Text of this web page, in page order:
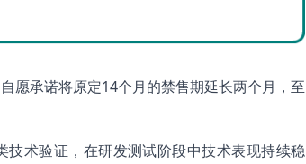
愿承诺将原定14个月的禁售期延长两个月，至
术验证，在研发测试阶段中技术表现持续稳